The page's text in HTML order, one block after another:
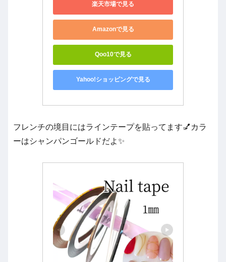
楽天市場で見る
Amazonで見る
Qoo10で見る
Yahoo!ショッピングで見る
フレンチの境目にはラインテープを貼ってます💅カラ
ーはシャンパンゴールドだよ✨